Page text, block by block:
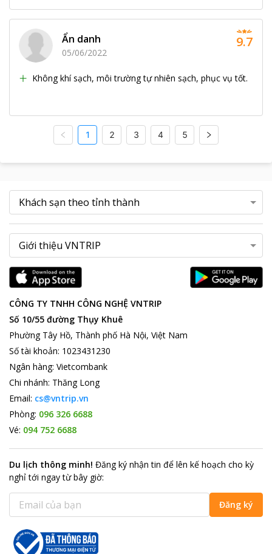
Ẩn danh
05/06/2022
Không khí sạch, môi trường tự nhiên sạch, phục vụ tốt.
9.7
1 2 3 4 5
CÔNG TY TNHH CÔNG NGHỆ VNTRIP
Số 10/55 đường Thụy Khuê
Phường Tây Hồ, Thành phố Hà Nội, Việt Nam
Số tài khoản: 1023431230
Ngân hàng: Vietcombank
Chi nhánh: Thăng Long
Email: cs@vntrip.vn
Phòng: 096 326 6688
Vé: 094 752 6688
Du lịch thông minh! Đăng ký nhận tin để lên kế hoạch cho kỳ
nghỉ tới ngay từ bây giờ:
Đăng ký